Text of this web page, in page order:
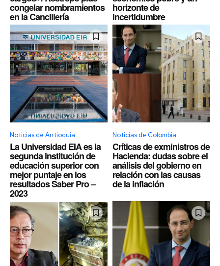
congelar nombramientos
en la Cancillería
horizonte de
incertidumbre
Noticias de Antioquia
La Universidad EIA es la
segunda institución de
educación superior con
mejor puntaje en los
resultados Saber Pro –
2023
Noticias de Colombia
Críticas de exministros de
Hacienda: dudas sobre el
análisis del gobierno en
relación con las causas
de la inflación